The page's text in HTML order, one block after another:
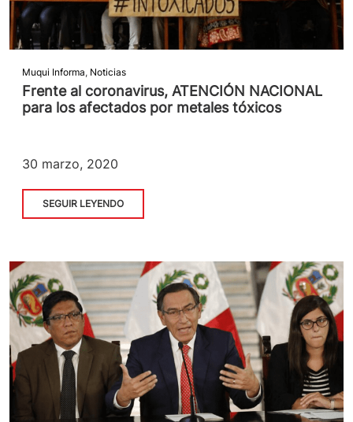
Muqui Informa, Noticias
Frente al coronavirus, ATENCIÓN NACIONAL
para los afectados por metales tóxicos
30 marzo, 2020
SEGUIR LEYENDO